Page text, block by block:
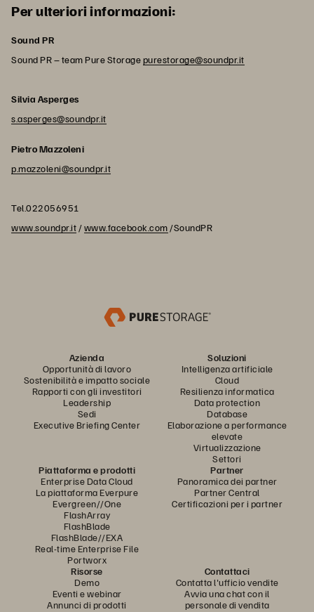
Per ulteriori informazioni:
Sound PR
Sound PR – team Pure Storagepurestorage@soundpr.it
Silvia Asperges
s.asperges@soundpr.it
Pietro Mazzoleni
p.mazzoleni@soundpr.it
Tel.022056951
www.soundpr.it /www.facebook.com /SoundPR
Azienda
Opportunità di lavoro
Sostenibilità e impatto sociale
Rapporti con gli investitori
Leadership
Sedi
Executive Briefing Center
Soluzioni
Intelligenza artificiale
Cloud
Resilienza informatica
Data protection
Database
Elaborazione a performance
elevate
Virtualizzazione
Settori
Piattaforma e prodotti
Enterprise Data Cloud
La piattaforma Everpure
Evergreen//One
FlashArray
FlashBlade
FlashBlade//EXA
Real-time Enterprise File
Portworx
Partner
Panoramica dei partner
Partner Central
Certificazioni per i partner
Risorse
Demo
Eventi e webinar
Annunci di prodotti
Contattaci
Contatta l'ufficio vendite
Avvia una chat con il
personale di vendita